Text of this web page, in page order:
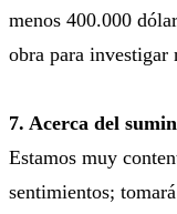
menos 400.000
obra para investigar
7. Acerca del
Estamos muy
sentimientos;